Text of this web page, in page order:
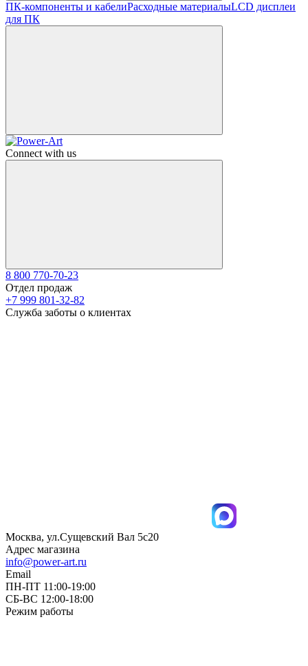
ПК-компоненты и кабелиРасходные материалыLCD дисплеи
для ПК
Connect with us
8 800 770-70-23
Отдел продаж
+7 999 801-32-82
Служба заботы о клиентах
Москва, ул.Сущевский Вал 5с20
Адрес магазина
info@power-art.ru
Email
ПН-ПТ 11:00-19:00
СБ-ВС 12:00-18:00
Режим работы